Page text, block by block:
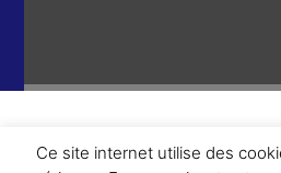
Ce site internet utilise des